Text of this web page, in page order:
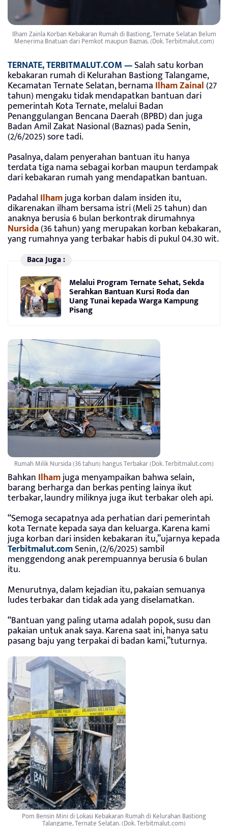
Ilham Zainla Korban Kebakaran Rumah di Bastiong, Ternate Selatan Belum
Menerima Bnatuan dari Pemkot maupun Baznas. (Dok. Terbitmalut.com)
TERNATE, TERBITMALUT.COM —Salah satu korban
kebakaran rumah di Kelurahan Bastiong Talangame,
Kecamatan Ternate Selatan, bernama Ilham Zainal(27
tahun) mengaku tidak mendapatkan bantuan dari
pemerintah Kota Ternate, melalui Badan
Penanggulangan Bencana Daerah (BPBD) dan juga
Badan Amil Zakat Nasional (Baznas) pada Senin,
(2/6/2025) sore tadi.
Pasalnya, dalam penyerahan bantuan itu hanya
terdata tiga nama sebagai korban maupun terdampak
dari kebakaran rumah yang mendapatkan bantuan.
Padahal Ilhamjuga korban dalam insiden itu,
dikarenakan ilham bersama istri (Meli 25 tahun) dan
anaknya berusia 6 bulan berkontrak dirumahnya
Nursida(36 tahun) yang merupakan korban kebakaran,
yang rumahnya yang terbakar habis di pukul 04.30 wit.
Baca Juga :
Melalui Program Ternate Sehat, Sekda
Serahkan Bantuan Kursi Roda dan
Uang Tunai kepada Warga Kampung
Pisang
Rumah Milik Nursida (36 tahun) hangus Terbakar (Dok. Terbitmalut.com)
Bahkan Ilhamjuga menyampaikan bahwa selain,
barang berharga dan berkas penting lainya ikut
terbakar, laundry miliknya juga ikut terbakar oleh api.
“Semoga secapatnya ada perhatian dari pemerintah
kota Ternate kepada saya dan keluarga. Karena kami
juga korban dari insiden kebakaran itu,”ujarnya kepada
Terbitmalut.comSenin, (2/6/2025) sambil
menggendong anak perempuannya berusia 6 bulan
itu.
Menurutnya, dalam kejadian itu, pakaian semuanya
ludes terbakar dan tidak ada yang diselamatkan.
“Bantuan yang paling utama adalah popok, susu dan
pakaian untuk anak saya. Karena saat ini, hanya satu
pasang baju yang terpakai di badan kami,”tuturnya.
Pom Bensin Mini di Lokasi Kebakaran Rumah di Kelurahan Bastiong
Talangame, Ternate Selatan. (Dok. Terbitmalut.com)